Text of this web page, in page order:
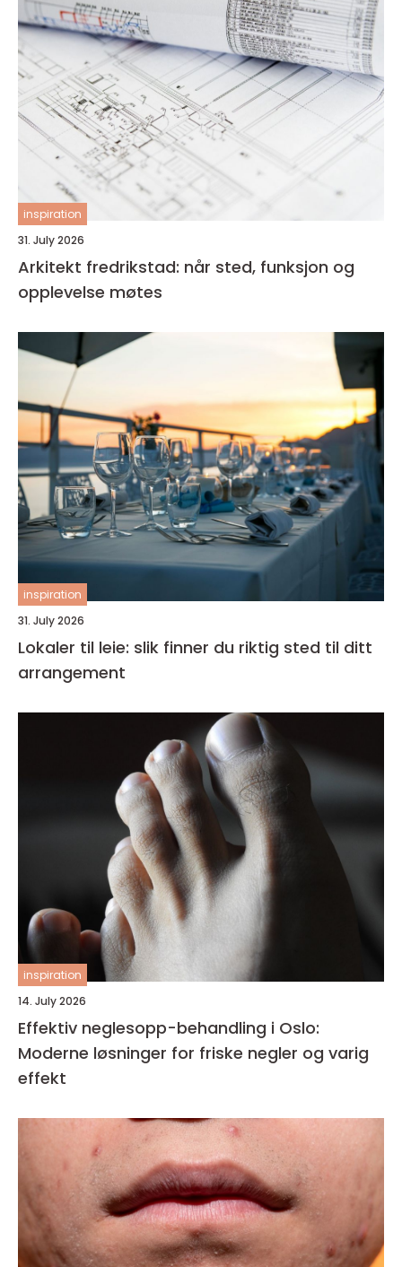
inspiration
31. July 2026
Arkitekt fredrikstad: når sted, funksjon og
opplevelse møtes
inspiration
31. July 2026
Lokaler til leie: slik finner du riktig sted til ditt
arrangement
inspiration
14. July 2026
Effektiv neglesopp-behandling i Oslo:
Moderne løsninger for friske negler og varig
effekt